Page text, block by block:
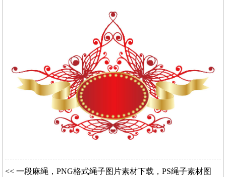
<< 一段麻绳，PNG格式绳子图片素材下载，PS绳子素材图